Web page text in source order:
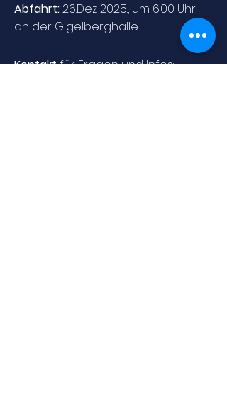
Abfahrt:26.Dez 2025., um 6.00 Uhr
an der Gigelberghalle
Kontaktfür Fragen und Infos: